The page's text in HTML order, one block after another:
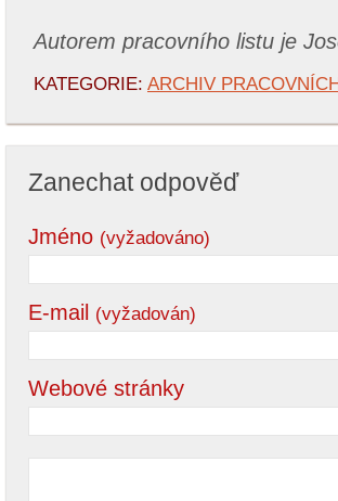
Autorem pracovního listu je
KATEGORIE: ARCHIV
Zanechat odpověď
Jméno (vyžadováno)
E-mail (vyžadován)
Webové stránky